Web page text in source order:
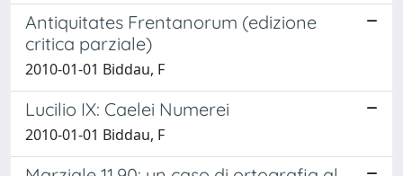
Antiquitates Frentanorum (edizione
critica parziale)
2010-01-01 Biddau, F
Lucilio IX: Caelei Numerei
2010-01-01 Biddau, F